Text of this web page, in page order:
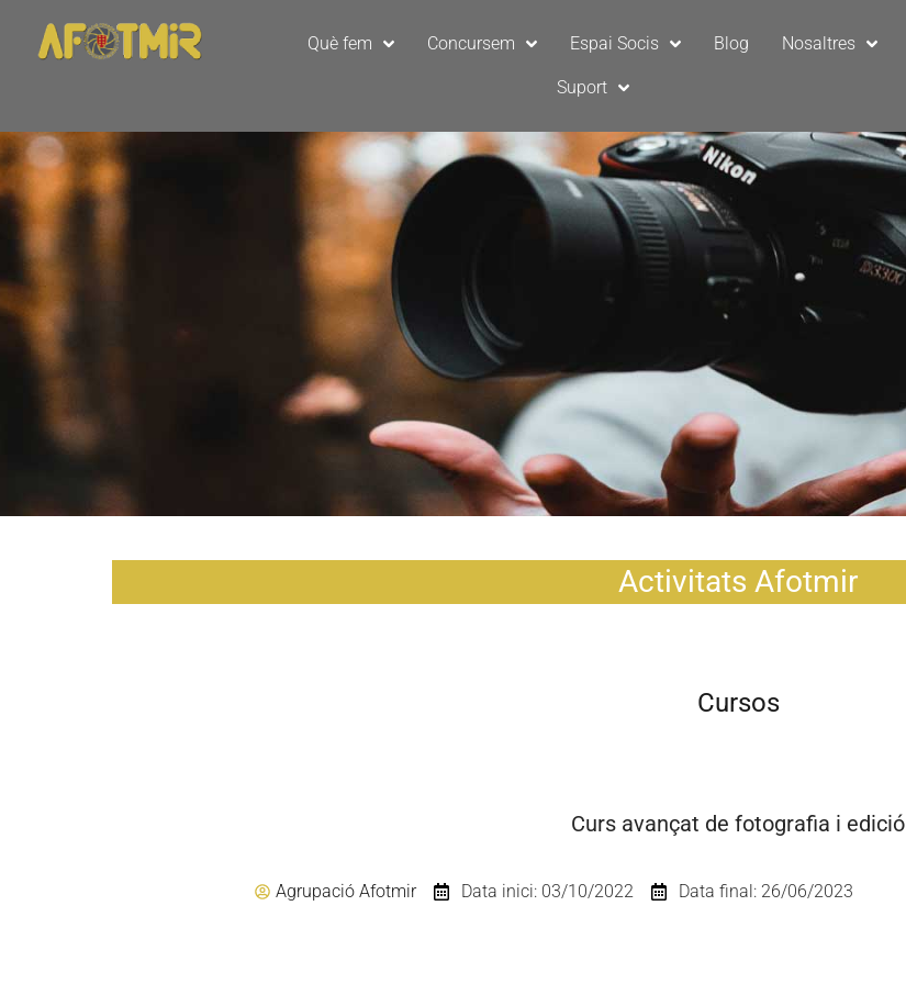
Què fem Concursem Espai Socis Blog Nosaltres
Suport
Activitats Afotmir
Cursos
Curs avançat de fotografia i edició
Agrupació Afotmir Data inici: 03/10/2022 Data final: 26/06/2023